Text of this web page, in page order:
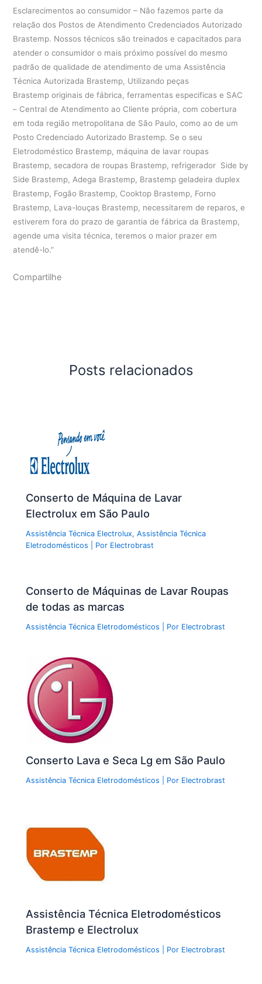
Esclarecimentos ao consumidor – Não fazemos parte da
relação dos Postos de Atendimento Credenciados Autorizado
Brastemp. Nossos técnicos são treinados e capacitados para
atender o consumidor o mais próximo possível do mesmo
padrão de qualidade de atendimento de uma Assistência
Técnica Autorizada Brastemp, Utilizando peças
Brastemp originais de fábrica, ferramentas especificas e SAC
– Central de Atendimento ao Cliente própria, com cobertura
em toda região metropolitana de São Paulo, como ao de um
Posto Credenciado Autorizado Brastemp. Se o seu
Eletrodoméstico Brastemp, máquina de lavar roupas
Brastemp, secadora de roupas Brastemp, refrigerador Side by
Side Brastemp, Adega Brastemp, Brastemp geladeira duplex
Brastemp, Fogão Brastemp, Cooktop Brastemp, Forno
Brastemp, Lava-louças Brastemp, necessitarem de reparos, e
estiverem fora do prazo de garantia de fábrica da Brastemp,
agende uma visita técnica, teremos o maior prazer em
atendê-lo.”
Compartilhe
Posts relacionados
Conserto de Máquina de Lavar
Electrolux em São Paulo
Assistência Técnica Electrolux,Assistência Técnica
Eletrodomésticos | Por Electrobrast
Conserto de Máquinas de Lavar Roupas
de todas as marcas
Assistência Técnica Eletrodomésticos | Por Electrobrast
Conserto Lava e Seca Lg em São Paulo
Assistência Técnica Eletrodomésticos | Por Electrobrast
Assistência Técnica Eletrodomésticos
Brastemp e Electrolux
Assistência Técnica Eletrodomésticos | Por Electrobrast